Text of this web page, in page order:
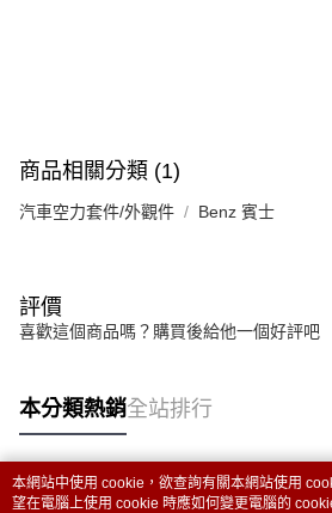
商品相關分類 (1)
汽車空力套件/外觀件 Benz 賓士
評價
喜歡這個商品嗎？購買後給他一個好評吧
本分類熱銷全站排行
熱門標籤
本網站中使用 cookie，欲查詢有關本網站使用
望在電腦上使用 cookie 時應如何變更電腦的